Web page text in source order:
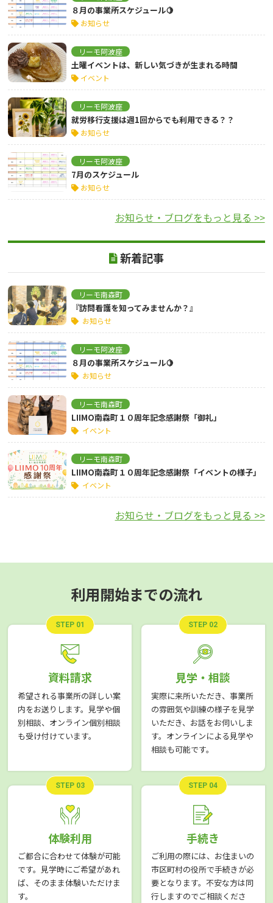
８月の事業所スケジュール🍋
お知らせ
リーモ阿波座
土曜イベントは、新しい気づきが生まれる時間
イベント
リーモ阿波座
就労移行支援は週1回からでも利用できる？？
お知らせ
リーモ阿波座
7月のスケジュール
お知らせ
お知らせ・ブログをもっと見る >>
新着記事
リーモ南森町
『訪問看護を知ってみませんか？』
お知らせ
リーモ阿波座
８月の事業所スケジュール🍋
お知らせ
リーモ南森町
LIIMO南森町１０周年記念感謝祭「御礼」
イベント
リーモ南森町
LIIMO南森町１０周年記念感謝祭「イベントの様子」
イベント
お知らせ・ブログをもっと見る >>
利用開始までの流れ
STEP 01
資料請求
希望される事業所の詳しい案
内をお送りします。見学や個
別相談、オンライン個別相談
も受け付けています。
STEP 02
見学・相談
実際に来所いただき、事業所
の雰囲気や訓練の様子を見学
いただき、お話をお伺いしま
す。オンラインによる見学や
相談も可能です。
STEP 03
体験利用
ご都合に合わせて体験が可能
です。見学時にご希望があれ
ば、そのまま体験いただけま
す。
STEP 04
手続き
ご利用の際には、お住まいの
市区町村の役所で手続きが必
要となります。不安な方は同
行しますのでご相談くださ